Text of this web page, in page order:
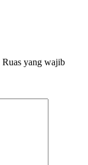
Ruas yang wajib